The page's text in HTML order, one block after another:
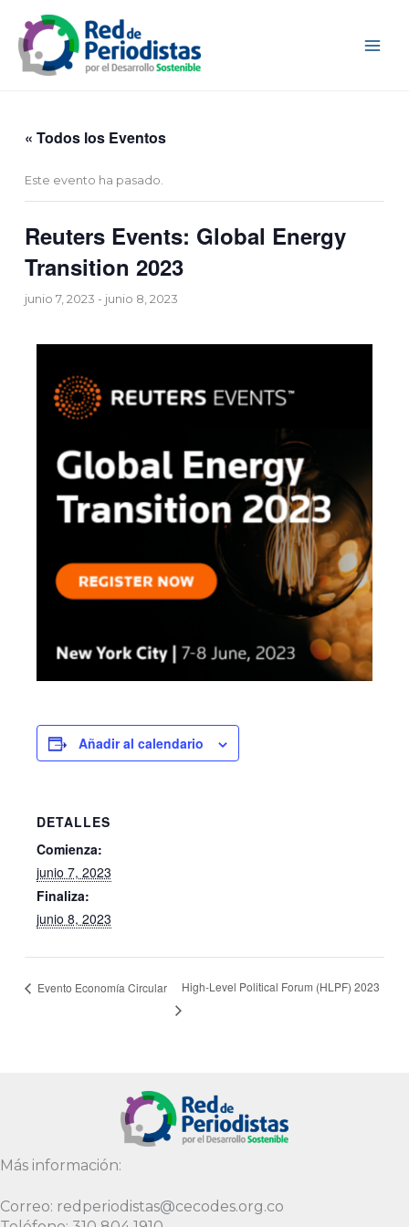
contenido
« Todos los Eventos
Este evento ha pasado.
Reuters Events: Global Energy
Transition 2023
junio 7, 2023 - junio 8, 2023
Añadir al calendario
DETALLES
Comienza:
junio 7, 2023
Finaliza:
junio 8, 2023
Evento Economía Circular High-Level Political Forum (HLPF) 2023
Más información:
Correo: redperiodistas@cecodes.org.co